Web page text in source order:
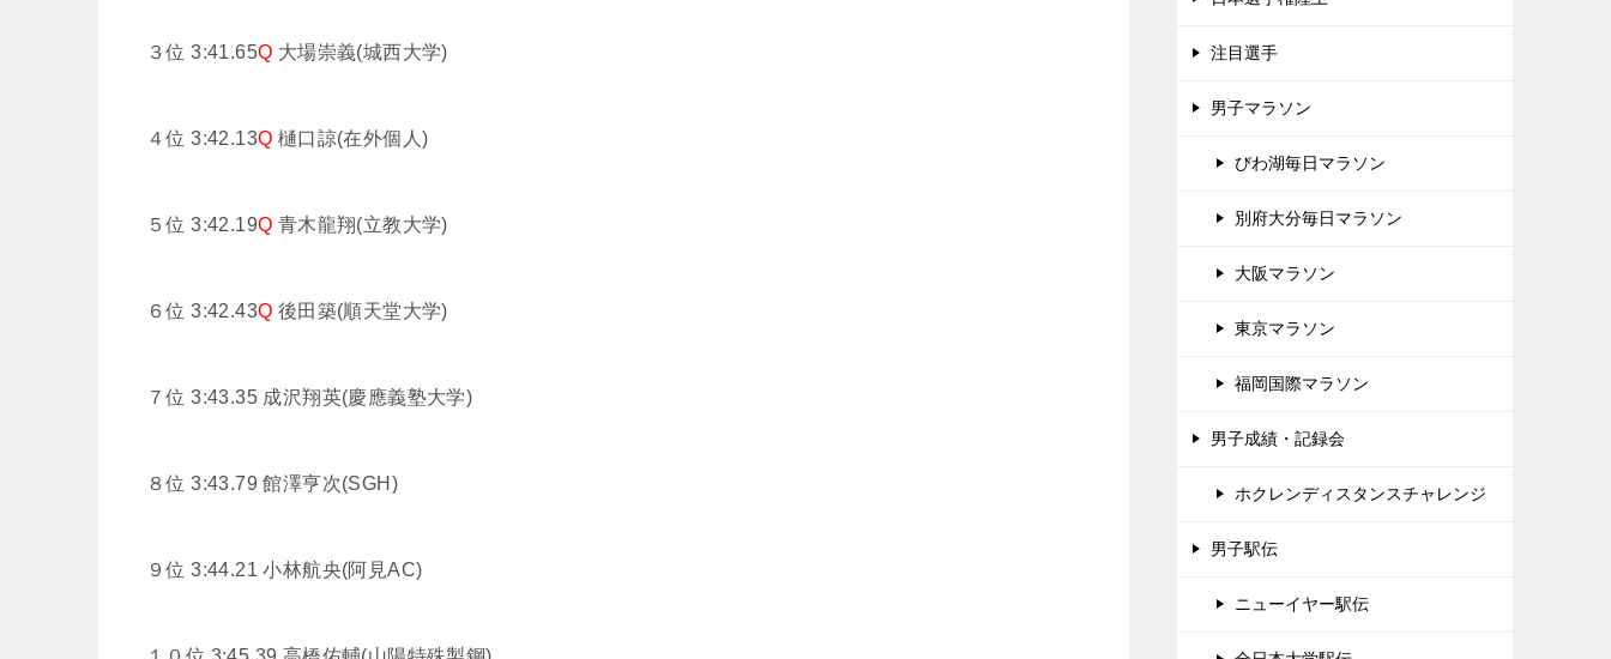
３位 3:41.65Q 大場崇義(城西大学)
４位 3:42.13Q 樋口諒(在外個人)
５位 3:42.19Q 青木龍翔(立教大学)
６位 3:42.43Q 後田築(順天堂大学)
７位 3:43.35 成沢翔英(慶應義塾大学)
８位 3:43.79館澤亨次(SGH)
９位 3:44.21小林航央(阿見AC)
注目選手
男子マラソン
びわ湖毎日マラソン
別府大分毎日マラソン
大阪マラソン
東京マラソン
福岡国際マラソン
男子成績・記録会
ホクレンディスタンスチャレンジ
男子駅伝
ニューイヤー駅伝